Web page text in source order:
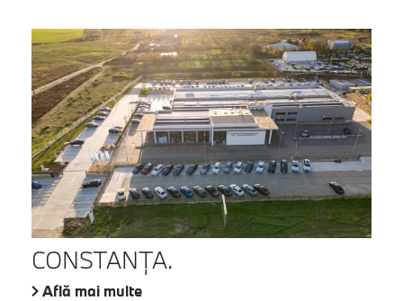
CONSTANŢA.
Află mai multe